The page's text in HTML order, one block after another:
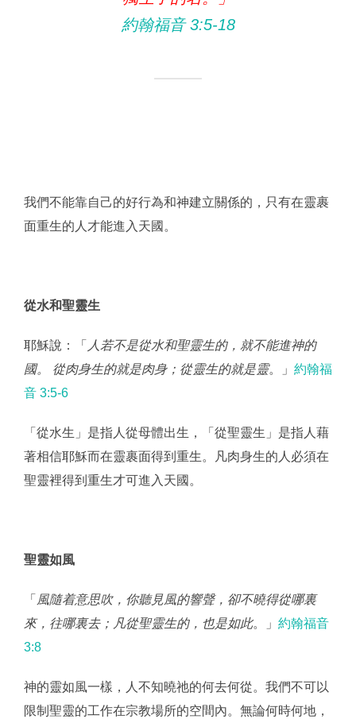
約翰福音 3:5‭-‬18
我們不能靠自己的好行為和神建立關係的，只有在靈裹
面重生的人才能進入天國。
從水和聖靈生
耶穌說：「 人若不是從水和聖靈生的，就不能進神的
國。 從肉身生的就是肉身；從靈生的就是靈。」 約翰福
音 3:5‭-‬6
「從水生」是指人從母體出生，「從聖靈生」是指人藉
著相信耶穌而在靈裹面得到重生。凡肉身生的人必須在
聖靈裡得到重生才可進入天國。
聖靈如風
「 風隨着意思吹，你聽見風的響聲，卻不曉得從哪裏
來，往哪裏去；凡從聖靈生的，也是如此。」 約翰福音
3:8
神的靈如風一樣，人不知曉祂的何去何從。我們不可以
限制聖靈的工作在宗教場所的空間內。無論何時何地，